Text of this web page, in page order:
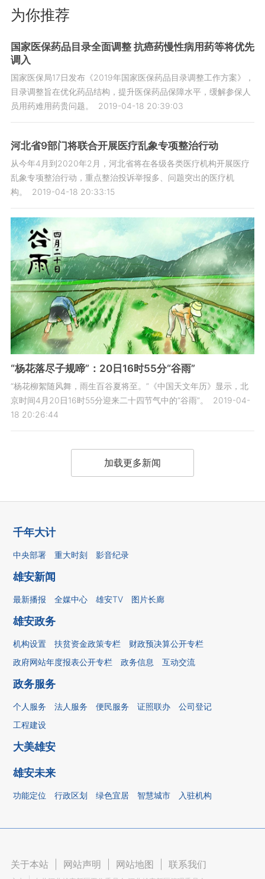
为你推荐
国家医保药品目录全面调整 抗癌药慢性病用药等将优先
调入
国家医保局17日发布《2019年国家医保药品目录调整工作方案》，
目录调整旨在优化药品结构，提升医保药品保障水平，缓解参保人
员用药难用药贵问题。
2019-04-18 20:39:03
河北省9部门将联合开展医疗乱象专项整治行动
从今年4月到2020年2月，河北省将在各级各类医疗机构开展医疗
乱象专项整治行动，重点整治投诉举报多、问题突出的医疗机
构。
2019-04-18 20:33:15
“杨花落尽子规啼”：20日16时55分“谷雨”
“杨花柳絮随风舞，雨生百谷夏将至。”《中国天文年历》显示，北
京时间4月20日16时55分迎来二十四节气中的“谷雨”。
2019-04-
18 20:26:44
加载更多新闻
千年大计
中央部署 重大时刻 影音纪录
雄安新闻
最新播报 全媒中心 雄安TV 图片长廊
雄安政务
机构设置 扶贫资金政策专栏
财政预决算公开专栏
政府网站年度报表公开专栏
政务信息 互动交流
政务服务
个人服务 法人服务 便民服务 证照联办
公司登记
工程建设
大美雄安
雄安未来
功能定位 行政区划 绿色宜居 智慧城市 入驻机构
关于本站 网站声明 网站地图 联系我们